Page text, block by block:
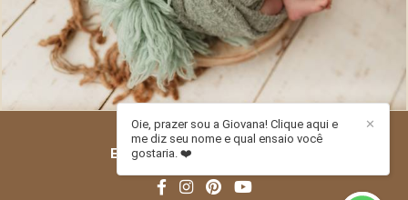
ESTÚDIO PITORI
✕
Oie, prazer sou a Giovana! Clique aqui e
me diz seu nome e qual ensaio você
gostaria. ❤️